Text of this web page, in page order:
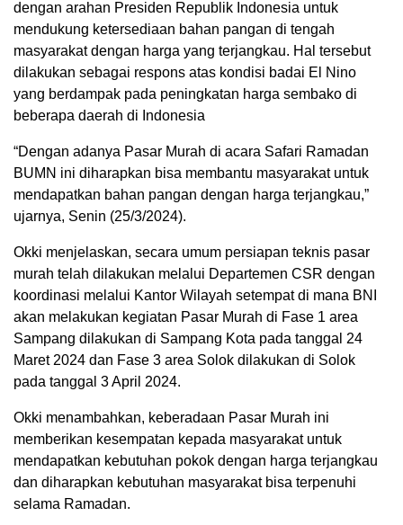
dengan arahan Presiden Republik Indonesia untuk
mendukung ketersediaan bahan pangan di tengah
masyarakat dengan harga yang terjangkau. Hal tersebut
dilakukan sebagai respons atas kondisi badai El Nino
yang berdampak pada peningkatan harga sembako di
beberapa daerah di Indonesia
“Dengan adanya Pasar Murah di acara Safari Ramadan
BUMN ini diharapkan bisa membantu masyarakat untuk
mendapatkan bahan pangan dengan harga terjangkau,”
ujarnya, Senin (25/3/2024).
Okki menjelaskan, secara umum persiapan teknis pasar
murah telah dilakukan melalui Departemen CSR dengan
koordinasi melalui Kantor Wilayah setempat di mana BNI
akan melakukan kegiatan Pasar Murah di Fase 1 area
Sampang dilakukan di Sampang Kota pada tanggal 24
Maret 2024 dan Fase 3 area Solok dilakukan di Solok
pada tanggal 3 April 2024.
Okki menambahkan, keberadaan Pasar Murah ini
memberikan kesempatan kepada masyarakat untuk
mendapatkan kebutuhan pokok dengan harga terjangkau
dan diharapkan kebutuhan masyarakat bisa terpenuhi
selama Ramadan.